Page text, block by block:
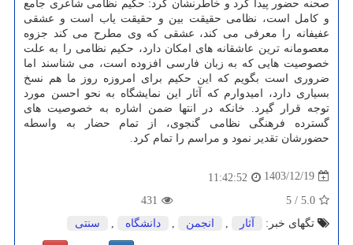
صحنه حضور پیدا کرد و خاطرنشان کرد: حکیم نظامی شاعری جامع
و کامل است، نظامی حقیقت بین و حقیقت یاب است و عشقی
عفیفانه را معرفی می کند، عشقی که وی مطرح می کند جزوه
معصومانه ترین عاشقانه های امکان دارد، حکیم نظامی را به علت
خصوصیت هایی که به زبان فارسی افزوده است، می شناسند اما
ضروری است بگویم که این حکیم برای امروزه روز ما هم نسخ
بسیاری دارد، امیدوارم که آثار این نمایشگاه به نحو احسن مورد
توجه قرار گیرد. خانکه در انتها ضمن اشاره به خصوصیت های
گسترده فرهنگی نظامی گنجوی، از تمام حضار به واسطه
حضورشان تقدیر نمود و مراسم را تمام کرد.
1403/12/19
11:42:52
5.0
/
5
431
تگهای خبر:
آثار انجمن دانشگاه سنتی